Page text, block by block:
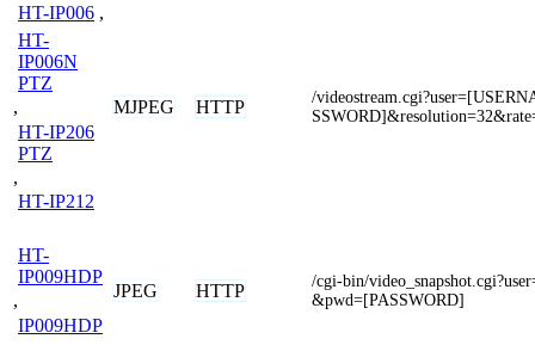
HT-IP006 ,
HT-
IP006N
PTZ
,
HT-IP206
PTZ
,
HT-IP212
MJPEG HTTP
/
HT-
IP009HDP
,
IP009HDP
JPEG HTTP
/cgi-bin/
&pwd=[PASSWORD]